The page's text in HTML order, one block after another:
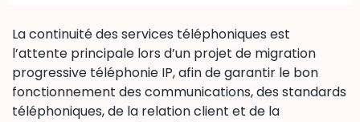
La continuité des services téléphoniques est
l’attente principale lors d’un projet de migration
progressive téléphonie IP, afin de garantir le bon
fonctionnement des communications, des standards
téléphoniques, de la relation client et de la